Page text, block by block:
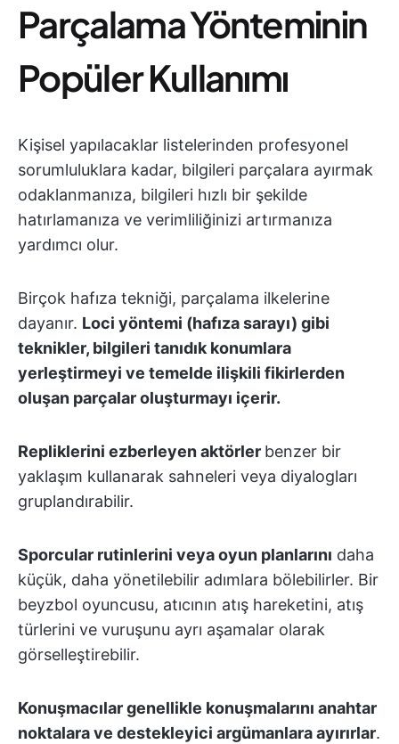
Parçalama Yönteminin
Popüler Kullanımı
Kişisel yapılacaklar listelerinden profesyonel
sorumluluklara kadar, bilgileri parçalara ayırmak
odaklanmanıza, bilgileri hızlı bir şekilde
hatırlamanıza ve verimliliğinizi artırmanıza
yardımcı olur.
Birçok hafıza tekniği, parçalama ilkelerine
dayanır. Loci yöntemi (hafıza sarayı) gibi
teknikler, bilgileri tanıdık konumlara
yerleştirmeyi ve temelde ilişkili fikirlerden
oluşan parçalar oluşturmayı içerir.
Repliklerini ezberleyen aktörler benzer bir
yaklaşım kullanarak sahneleri veya diyalogları
gruplandırabilir.
Sporcular rutinlerini veya oyun planlarını daha
küçük, daha yönetilebilir adımlara bölebilirler. Bir
beyzbol oyuncusu, atıcının atış hareketini, atış
türlerini ve vuruşunu ayrı aşamalar olarak
görselleştirebilir.
Konuşmacılar genellikle konuşmalarını anahtar
noktalara ve destekleyici argümanlara ayırırlar.